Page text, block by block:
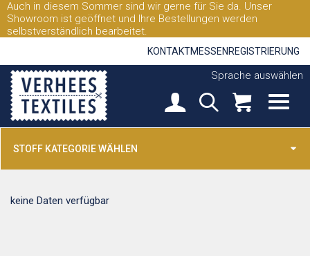
Auch in diesem Sommer sind wir gerne für Sie da. Unser
Showroom ist geöffnet und Ihre Bestellungen werden
selbstverständlich bearbeitet.
KONTAKTMESSEN REGISTRIERUNG
Sprache auswählen
STOFF KATEGORIE WÄHLEN
keine Daten verfügbar